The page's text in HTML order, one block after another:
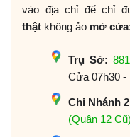
vào địa chỉ để chỉ
thật không ảo mở
Trụ Sở:
Cửa 07h30 -
Chi Nhánh
(Quận 12